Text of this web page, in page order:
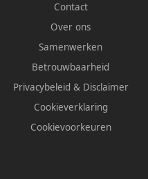
Contact
Over ons
Samenwerken
Betrouwbaarheid
Privacybeleid & Disclaimer
Cookieverklaring
Cookievoorkeuren